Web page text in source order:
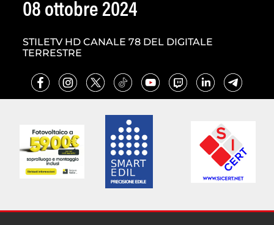
08 ottobre 2024
STILETV HD CANALE 78 DEL DIGITALE
TERRESTRE